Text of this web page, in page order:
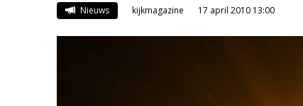
Nieuws kijkmagazine 17 april 2010 13:00